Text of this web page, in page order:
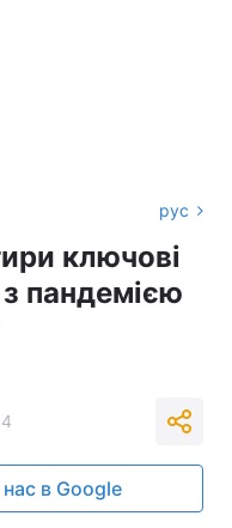
рус
ключові
пандемією
в Google